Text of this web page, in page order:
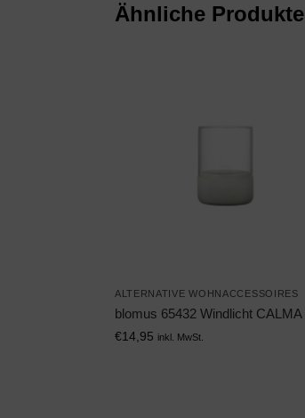
Ähnliche Produkte
ALTERNATIVE WOHNACCESSOIRES
blomus 65432 Windlicht CALMA
€14,95 inkl. MwSt.